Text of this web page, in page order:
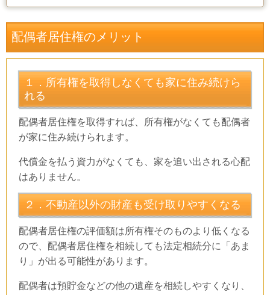
配偶者居住権のメリット
１．所有権を取得しなくても家に住み続けら
れる
配偶者居住権を取得すれば、所有権がなくても配偶者
が家に住み続けられます。
代償金を払う資力がなくても、家を追い出される心配
はありません。
２．不動産以外の財産も受け取りやすくなる
配偶者居住権の評価額は所有権そのものより低くなる
ので、配偶者居住権を相続しても法定相続分に「あま
り」が出る可能性があります。
配偶者は預貯金などの他の遺産を相続しやすくなり、